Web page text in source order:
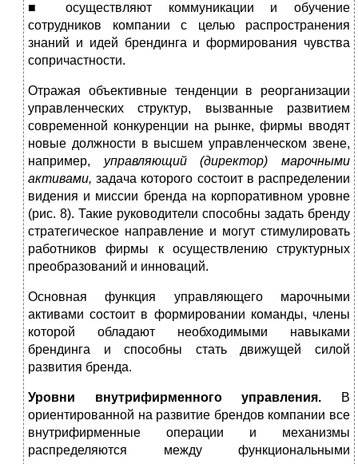
■ осуществляют коммуникации и обучение
сотрудников компа­нии с целью распространения
знаний и идей брендинга и фор­мирования чувства
сопричастности.
Отражая объективные тенденции в реорганизации
управленче­ских структур, вызванные развитием
современной конкуренции на рынке, фирмы вводят
новые должности в высшем управленческом звене,
например, управляющий (директор) марочными
активами,задача которого состоит в распределении
видения и миссии бренда на корпоративном уровне
(рис. 8). Такие руководители способны за­дать бренду
стратегическое направление и могут стимулировать
ра­ботников фирмы к осуществлению структурных
преобразований и инноваций.
Основная функция управляющего марочными
активами состоит в формировании команды, члены
которой обладают необходимыми на­выками
брендинга и способны стать движущей силой
развития бренда.
Уровни внутрифирменного управления.
В
ориентирован­ной на развитие брендов компании все
внутрифирменные операции и механизмы
распределяются между функциональными